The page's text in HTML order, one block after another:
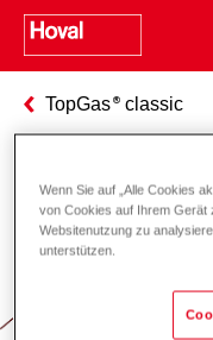
TopGas classic
Wenn Sie auf „Alle Cookies
von Cookies auf Ihrem Gerät
Websitenutzung zu
unterstützen.